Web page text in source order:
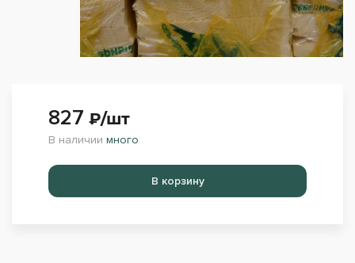
827 ₽/шт
В наличии много
Перейти в корзину